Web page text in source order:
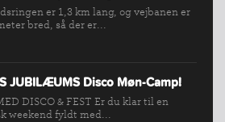
er 1,3 km lang, og vejbanen er
bred, så der er...
JUBILÆUMS Disco Møn-Camp!
DISCO & FEST Er du klar til en
weekend fyldt med...